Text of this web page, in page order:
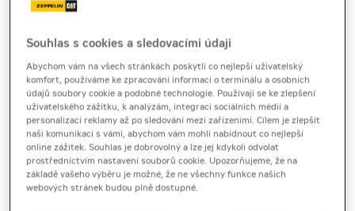
Souhlas s cookies a sledovacími údaji
Abychom vám na všech stránkách poskytli co nejlepší uživatelský
komfort, používáme ke zpracování informací o terminálu a osobních
údajů soubory cookie a podobné technologie. Používají se ke zlepšení
uživatelského zážitku, k analýzám, integraci sociálních médií a
personalizaci reklamy až po sledování mezi zařízeními. Cílem je zlepšit
naši komunikaci s vámi, abychom vám mohli nabídnout co nejlepší
online zážitek. Souhlas je dobrovolný a lze jej kdykoli odvolat
prostřednictvím nastavení souborů cookie. Upozorňujeme, že na
základě vašeho výběru je možné, že ne všechny funkce našich
webových stránek budou plně dostupné.